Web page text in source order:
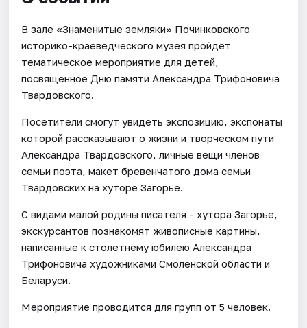
В зале «Знаменитые земляки» Починковского
историко-краеведческого музея пройдёт
тематическое мероприятие для детей,
посвященное Дню памяти Александра Трифоновича
Твардовского.
Посетители смогут увидеть экспозицию, экспонаты
которой рассказывают о жизни и творческом пути
Александра Твардовского, личные вещи членов
семьи поэта, макет бревенчатого дома семьи
Твардовских на хуторе Загорье.
С видами малой родины писателя - хутора Загорье,
экскурсантов познакомят живописные картины,
написанные к столетнему юбилею Александра
Трифоновича художниками Смоленской области и
Беларуси.
Мероприятие проводится для групп от 5 человек.